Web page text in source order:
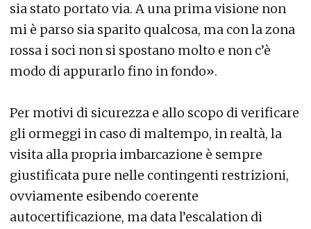
sia stato portato via. A una prima visione non
mi è parso sia sparito qualcosa, ma con la zona
rossa i soci non si spostano molto e non c’è
modo di appurarlo fino in fondo».
Per motivi di sicurezza e allo scopo di verificare
gli ormeggi in caso di maltempo, in realtà, la
visita alla propria imbarcazione è sempre
giustificata pure nelle contingenti restrizioni,
ovviamente esibendo coerente
autocertificazione, ma data l’escalation di